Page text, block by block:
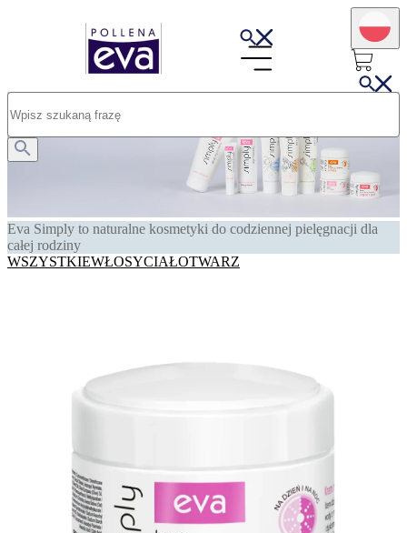
Eva Simply to naturalne kosmetyki do codziennej pielęgnacji dla
całej rodziny
WSZYSTKIEWŁOSYCIAŁOTWARZ